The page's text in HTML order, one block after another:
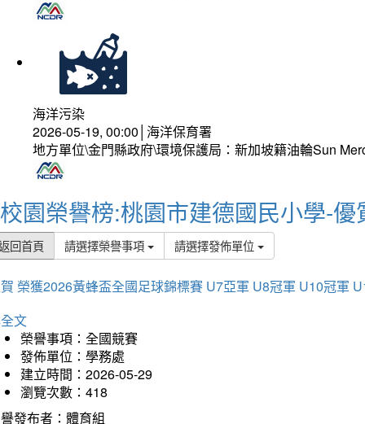
海洋污染
2026-05-19, 00:00│海洋保育署
地方單位\金門縣政府\環境保護局：新加坡籍油輪Sun
校園榮譽榜:桃園市建德國民小學-優
回首頁 請選擇榮譽事項 請選擇發佈單位
榮獲2026黃蜂盃全國足球錦標賽 U7亞軍 U8冠軍 U10冠軍
文
榮譽事項：全國競賽
發佈單位：學務處
建立時間：2026-05-29
瀏覽次數：418
發布者：體育組